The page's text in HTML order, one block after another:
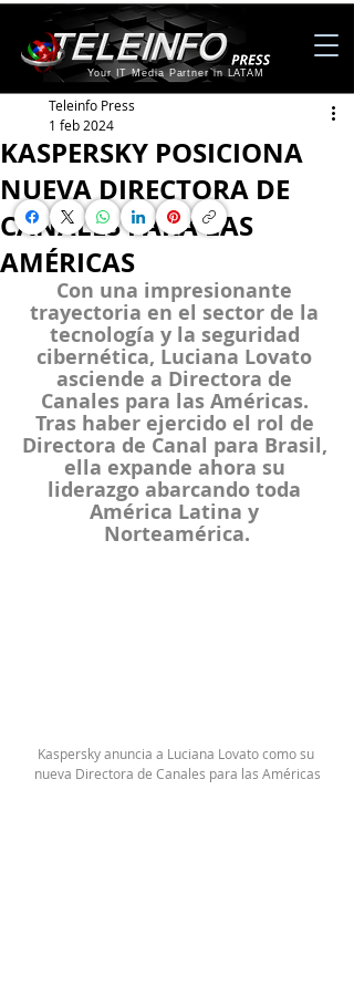
Your IT Media Partner in LATAM
KASPERSKY POSICIONA
NUEVA DIRECTORA DE
CANALES PARA LAS
AMÉRICAS
Teleinfo Press
1 feb 2024
Con una impresionante
trayectoria en el sector de la
tecnología y la seguridad
cibernética, Luciana Lovato
asciende a Directora de
Canales para las Américas.
Tras haber ejercido el rol de
Directora de Canal para Brasil,
ella expande ahora su
liderazgo abarcando toda
América Latina y
Norteamérica.
Kaspersky anuncia a Luciana Lovato como su
nueva Directora de Canales para las Américas